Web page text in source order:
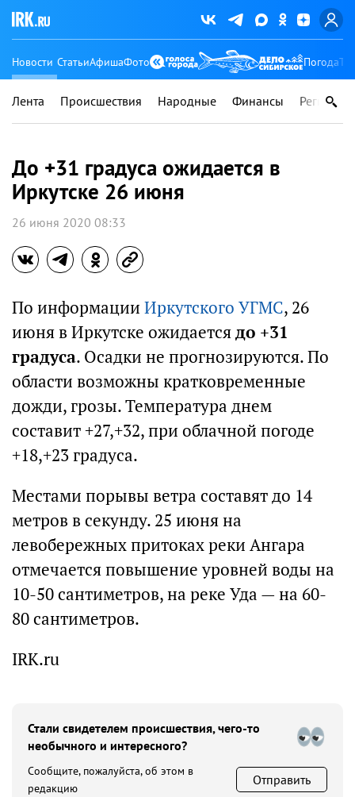
Новости СтатьиАфишаФото Погода
Лента Происшествия Народные Финансы Регионы
До +31 градуса ожидается в
Иркутске 26 июня
26 июня 2020 08:33
По информации Иркутского УГМС, 26
июня в Иркутске ожидаетсядо +31
градуса. Осадки не прогнозируются. По
области возможны кратковременные
дожди, грозы. Температура днем
составит +27,+32, при облачной погоде
+18,+23 градуса.
Местами порывы ветра составят до 14
метров в секунду. 25 июня на
левобережных притоках реки Ангара
отмечается повышение уровней воды на
10-50 сантиметров, на реке Уда — на 60-
80 сантиметров.
IRK.ru
Стали свидетелем происшествия, чего-то
необычного и интересного?
Сообщите, пожалуйста, об этом в
редакцию
Отправить